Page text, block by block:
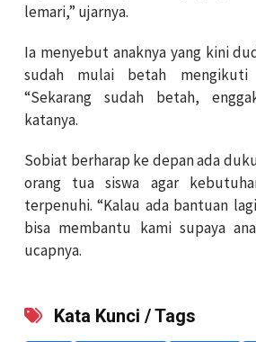
lemari,” ujarnya.
Ia menyebut anaknya yang kini
sudah mulai betah mengikuti
“Sekarang sudah betah,
katanya.
Sobiat berharap ke depan ada
orang tua siswa agar
terpenuhi. “Kalau ada bantuan
bisa membantu kami supaya
ucapnya.
Kata Kunci / Tags